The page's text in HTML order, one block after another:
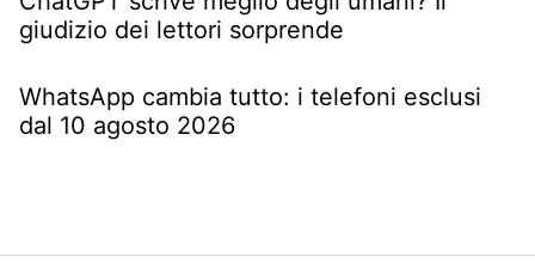
giudizio dei lettori sorprende
WhatsApp cambia tutto: i telefoni esclusi
dal 10 agosto 2026